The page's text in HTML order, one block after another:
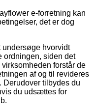
e-forretning kan
det er dog
hvorvidt
ordningen, siden det
forstår de
af og til revideres
Derudover tilbydes du
du udsættes for